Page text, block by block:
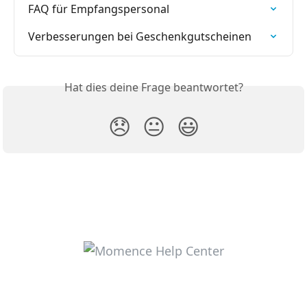
FAQ für Empfangspersonal
Verbesserungen bei Geschenkgutscheinen
Hat dies deine Frage beantwortet?
😞 😐 😃